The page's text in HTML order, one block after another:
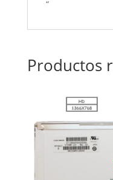
“
Productos